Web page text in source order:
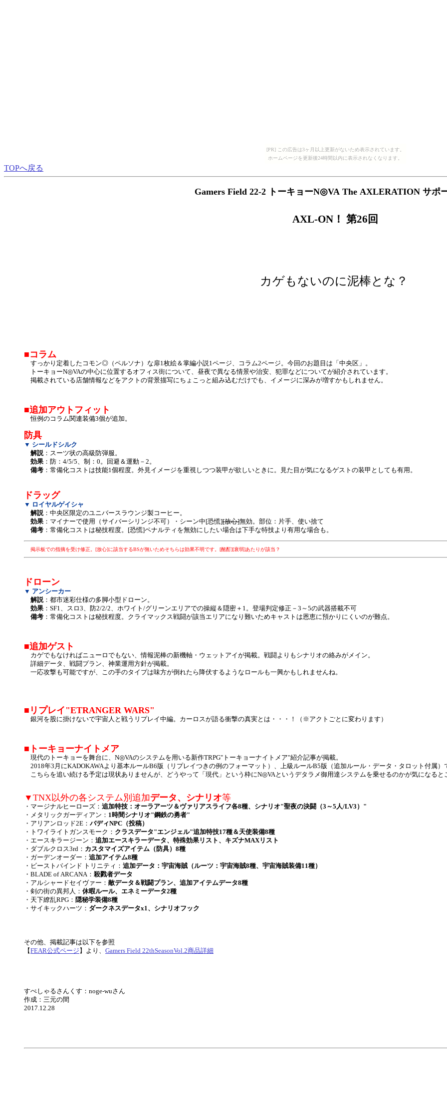
[PR] この広告は3ヶ月以上更新がないため表示されています。
ホームページを更新後24時間以内に表示されなくなります。
TOPへ戻る
Gamers Field 22-2 トーキョーN◎VA The AXLERATION サポ
AXL-ON！ 第26回
カゲもないのに泥棒とな？
■コラム
すっかり定着したコモン◎（ペルソナ）な扉1枚絵＆掌編小説1ページ、コラム2ページ。今回のお題目は「中央区」。
トーキョーN◎VAの中心に位置するオフィス街について、昼夜で異なる情景や治安、犯罪などについてが紹介されています。
掲載されている店舗情報などをアクトの背景描写にちょこっと組み込むだけでも、イメージに深みが増すかもしれません。
■追加アウトフィット
恒例のコラム関連装備3個が追加。
防具
▼ シールドシルク
解説 ：スーツ状の高級防弾服。
効果 ：防：4/5/5、制：0。回避＆運動－2。
備考 ：常備化コストは技能1個程度。外見イメージを重視しつつ装甲が欲しいときに。見た目が気になるゲストの装甲としても有用。
ドラッグ
▼ ロイヤルゲイシャ
解説 ：中央区限定のユニバースラウンジ製コーヒー。
効果 ：マイナーで使用（サイバーシリンジ不可）・シーン中[恐慌][放心]無効。部位：片手、使い捨て
備考 ：常備化コストは秘技程度。[恐慌]ペナルティを無効にしたい場合は下手な特技より有用な場合も。
掲示板での指摘を受け修正。[放心]に該当するBSが無いためそちらは効果不明です。[酩酊][衰弱]あたりが該当？
ドローン
▼ アンシーカー
解説：都市迷彩仕様の多脚小型ドローン。
効果 ：SF1、スロ3、防2/2/2、ホワイト/グリーンエリアでの操縦＆隠密＋1。登場判定修正－3～5の武器搭載不可
備考 ：常備化コストは秘技程度。クライマックス戦闘が該当エリアになり難いためキャストは恩恵に預かりにくいのが難点。
■追加ゲスト
カゲでもなければニューロでもない、情報泥棒の新機軸・ウェットアイが掲載。戦闘よりもシナリオの絡みがメイン。
詳細データ、戦闘プラン、神業運用方針が掲載。
一応攻撃も可能ですが、この手のタイプは味方が倒れたら降伏するようなロールも一興かもしれませんね。
■リプレイ"ETRANGER WARS"
銀河を股に掛けないで宇宙人と戦うリプレイ中編。カーロスが語る衝撃の真実とは・・・！（※アクトごとに変わります）
■トーキョーナイトメア
現代のトーキョーを舞台に、N◎VAのシステムを用いる新作TRPG"トーキョーナイトメア"紹介記事が掲載。
2018年3月にKADOKAWAより基本ルールB6版（リプレイつきの例のフォーマット）、上級ルールB5版（追加ルール・データ・タロット付属）
こちらを追い続ける予定は現状ありませんが、どうやって「現代」という枠にN◎VAというデタラメ御用達システムを乗せるのかが気になると
▼TNX以外の各システム別追加データ、シナリオ等
・マージナルヒーローズ： 追加特技：オーラアーツ＆ヴァリアスライフ各8種、シナリオ"聖夜の決闘（3～5人/LV3）"
・メタリックガーディアン： 1時間シナリオ"鋼鉄の勇者"
・アリアンロッド2E： バディNPC（投稿）
・トワイライトガンスモーク： クラスデータ"エンジェル"追加特技17種＆天使装備8種
・エースキラージーン： 追加エースキラーデータ、特殊効果リスト、キズナMAXリスト
・ダブルクロス3rd： カスタマイズアイテム（防具）8種
・ガーデンオーダー： 追加アイテム8種
・ビーストバインド トリニティ： 追加データ：宇宙海賊（ルーツ：宇宙海賊8種、宇宙海賊装備11種）
・BLADE of ARCANA： 殺戮者データ
・アルシャードセイヴァー： 敵データ＆戦闘プラン、追加アイテムデータ8種
・剣の街の異邦人： 休暇ルール、エネミーデータ2種
・天下繚乱RPG： 隠秘学装備8種
・サイキックハーツ： ダークネスデータx1、シナリオフック
その他、掲載記事は以下を参照
【FEAR公式ページ 】より、 Gamers Field 22thSeasonVol.2商品詳細
すぺしゃるさんくす：noge-wuさん
作成：三元の間
2017.12.28